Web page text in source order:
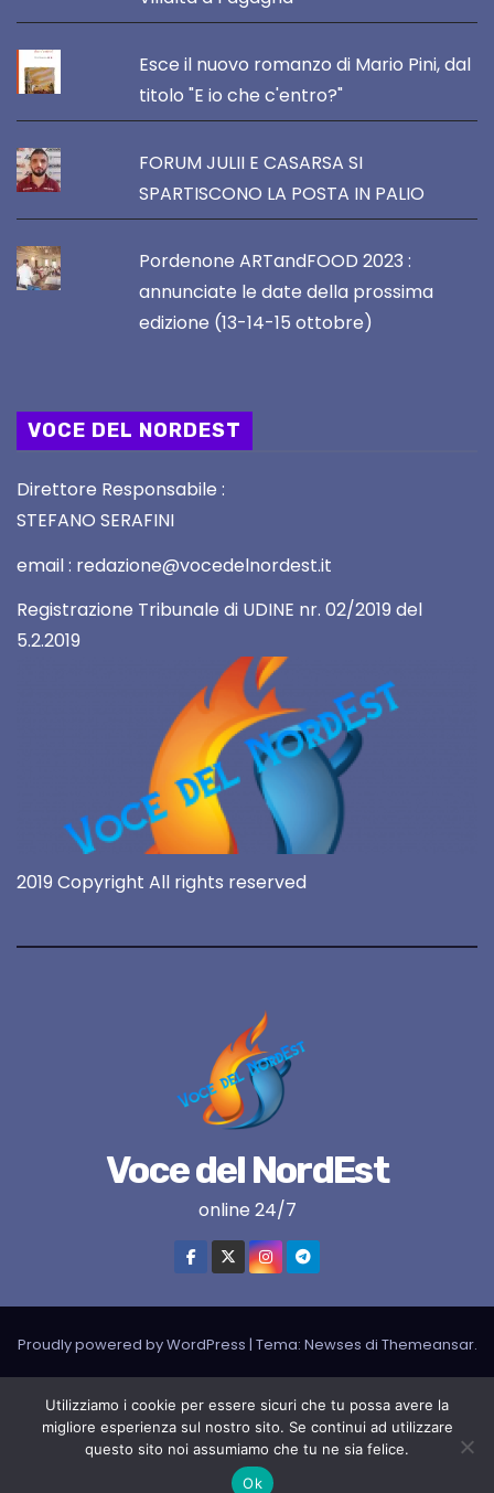
Esce il nuovo romanzo di Mario Pini, dal
titolo "E io che c'entro?"
FORUM JULII E CASARSA SI
SPARTISCONO LA POSTA IN PALIO
Pordenone ARTandFOOD 2023 :
annunciate le date della prossima
edizione (13-14-15 ottobre)
VOCE DEL NORDEST
Direttore Responsabile :
STEFANO SERAFINI
email : redazione@vocedelnordest.it
Registrazione Tribunale di UDINE nr. 02/2019 del
5.2.2019
2019 Copyright All rights reserved
Voce del NordEst
online 24/7
Proudly powered by WordPress | Tema: Newses di Themeansar.
LIVE RADIO
RADIONORDEST
Il mio account
SPORT FURLAN PAR FURLAN – In collaborazione con A.S.F.
Utilizziamo i cookie per essere sicuri che tu possa avere la
migliore esperienza sul nostro sito. Se continui ad utilizzare
questo sito noi assumiamo che tu ne sia felice.
Ok